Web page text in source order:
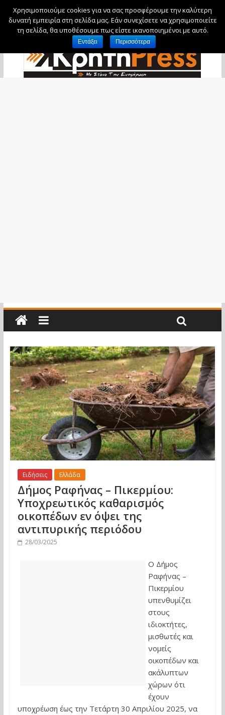
Πέμπτη, 6 Αυγούστου, 2026
Ειδήσεις Ελλάδα
Δήμος Ραφήνας – Πικερμίου:
Υποχρεωτικός καθαρισμός
οικοπέδων εν όψει της
αντιπυρικής περιόδου
28/03/2025
Ο Δήμος
Ραφήνας –
Πικερμίου
υπενθυμίζει
στους
ιδιοκτήτες,
μισθωτές και
νομείς
οικοπέδων και
ακάλυπτων
χώρων ότι
έχουν
υποχρέωση έως την Τετάρτη 30 Απριλίου 2025, να
Χρησιμοποιούμε cookies για να σας προσφέρουμε την καλύτερη
δυνατή εμπειρία στη σελίδα μας. Εάν συνεχίσετε να χρησιμοποιείτε
τη σελίδα, θα υποθέσουμε πως είστε ικανοποιημένοι με αυτό.
Εντάξει Περισσότερα